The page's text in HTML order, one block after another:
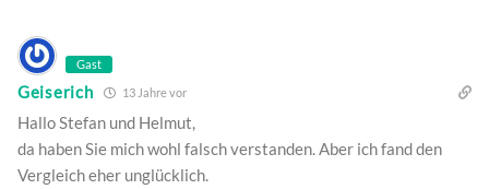
Gast
Geiserich 13 Jahre vor
Hallo Stefan und Helmut,
da haben Sie mich wohl falsch verstanden. Aber ich fand den
Vergleich eher unglücklich.